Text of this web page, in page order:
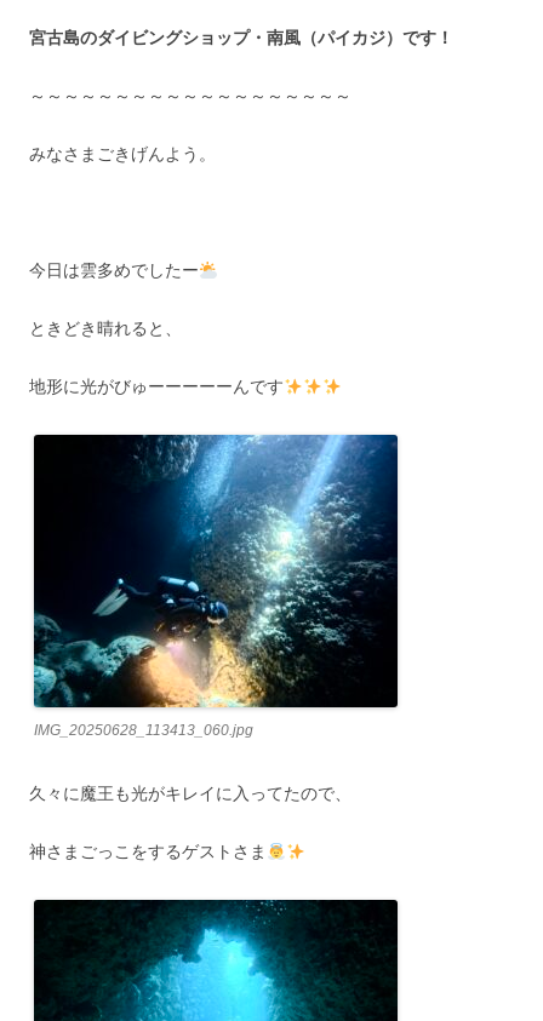
宮古島のダイビングショップ・南風（パイカジ）です！
～～～～～～～～～～～～～～～～～～～
みなさまごきげんよう。
今日は雲多めでしたー
ときどき晴れると、
地形に光がびゅーーーーーんです
IMG_20250628_113413_060.jpg
久々に魔王も光がキレイに入ってたので、
神さまごっこをするゲストさま